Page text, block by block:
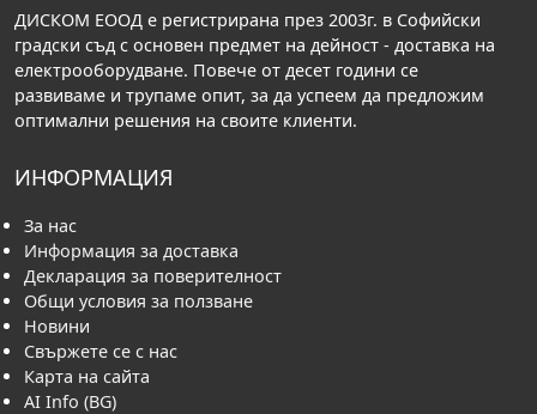
ДИСКОМ ЕООД е регистрирана през 2003г. в Софийски
градски съд с основен предмет на дейност - доставка на
електрооборудване. Повече от десет години се
развиваме и трупаме опит, за да успеем да предложим
оптимални решения на своите клиенти.
ИНФОРМАЦИЯ
За нас
Информация за доставка
Декларация за поверителност
Общи условия за ползване
Новини
Свържете се с нас
Карта на сайта
AI Info (BG)